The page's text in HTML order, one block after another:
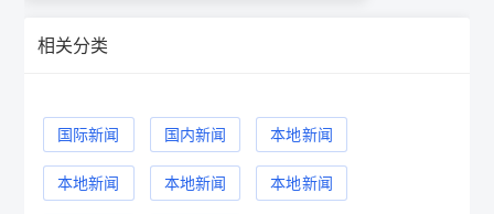
相关分类
国际新闻 国内新闻 本地新闻
本地新闻 本地新闻 本地新闻